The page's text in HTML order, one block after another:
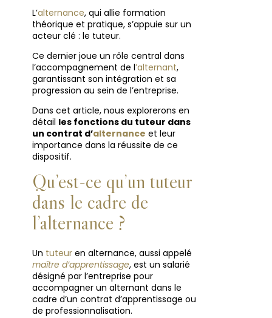
L’alternance, qui allie formation
théorique et pratique, s’appuie sur un
acteur clé : le tuteur.
Ce dernier joue un rôle central dans
l’accompagnement de l’alternant,
garantissant son intégration et sa
progression au sein de l’entreprise.
Dans cet article, nous explorerons en
détail les fonctions du tuteur dans
un contrat d’alternance et leur
importance dans la réussite de ce
dispositif.
Qu’est-ce qu’un tuteur
dans le cadre de
l’alternance ?
Un tuteur en alternance, aussi appelé
maître d’apprentissage, est un salarié
désigné par l’entreprise pour
accompagner un alternant dans le
cadre d’un contrat d’apprentissage ou
de professionnalisation.